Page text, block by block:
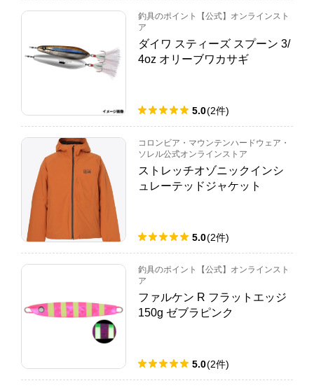
釣具のポイント【公式】オンラインスト
ア
ダイワ スティーズ スプーン 3/
4oz オリーブワカサギ
5.0(2件)
コロンビア・マウンテンハードウェア・
ソレル公式オンラインストア
ストレッチオゾニックインシ
ュレーテッドジャケット
5.0(2件)
釣具のポイント【公式】オンラインスト
ア
ファルケン R フラットエッジ
150g ゼブラピンク
5.0(2件)